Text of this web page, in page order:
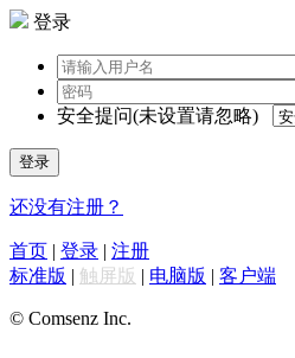
登录
安全提问(未设置请忽略)
登录
还没有注册？
首页 | 登录 | 注册
标准版 | 触屏版 | 电脑版 | 客户端
© Comsenz Inc.